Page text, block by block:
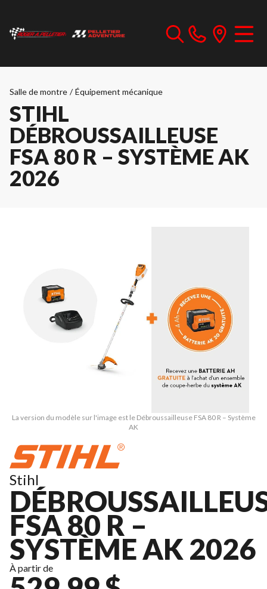
Salle de montre / Équipement mécanique
STIHL
DÉBROUSSAILLEUSE
FSA 80 R – SYSTÈME AK
2026
La version du modèle sur l'image est le Débroussailleuse FSA 80 R – Système
AK
Stihl
FSA 80 R –
SYSTÈME AK 2026
À partir de